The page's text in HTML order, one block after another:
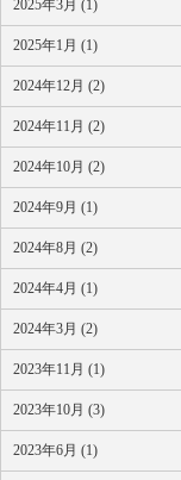
2025年3月 (1)
2025年1月 (1)
2024年12月 (2)
2024年11月 (2)
2024年10月 (2)
2024年9月 (1)
2024年8月 (2)
2024年4月 (1)
2024年3月 (2)
2023年11月 (1)
2023年10月 (3)
2023年6月 (1)